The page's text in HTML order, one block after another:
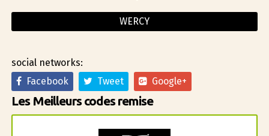
WERCY
social networks:
Facebook
Tweet Google+
Les Meilleurs codes remise